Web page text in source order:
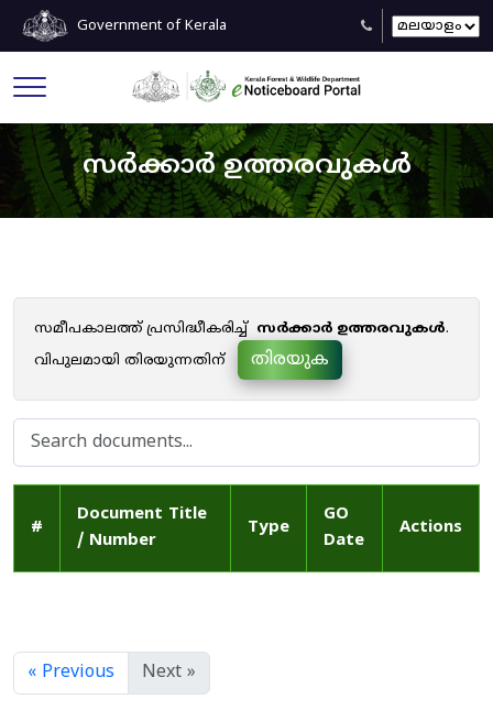
Government of Kerala
സർക്കാർ ഉത്തരവുകൾ
സമീപകാലത്ത് പ്രസിദ്ധീകരിച്ച് സർക്കാർ ഉത്തരവുകൾ.
വിപുലമായി തിരയുന്നതിന്
തിരയുക
#
Document Title
/ Number
Type
GO
Date
Actions
« Previous Next »